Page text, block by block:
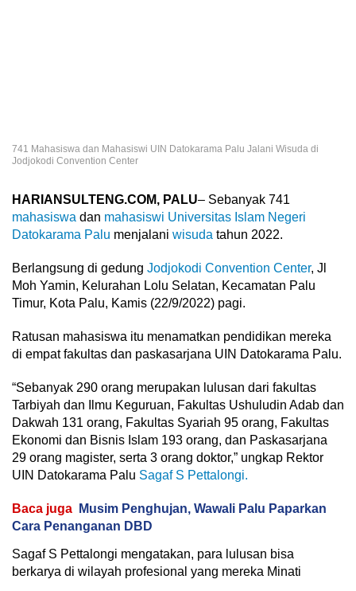
741 Mahasiswa dan Mahasiswi UIN Datokarama Palu Jalani Wisuda di
Jodjokodi Convention Center
HARIANSULTENG.COM, PALU– Sebanyak 741
mahasiswa dan mahasiswi Universitas Islam Negeri
Datokarama Palu menjalani wisuda tahun 2022.
Berlangsung di gedung Jodjokodi Convention Center, Jl
Moh Yamin, Kelurahan Lolu Selatan, Kecamatan Palu
Timur, Kota Palu, Kamis (22/9/2022) pagi.
Ratusan mahasiswa itu menamatkan pendidikan mereka
di empat fakultas dan paskasarjana UIN Datokarama Palu.
“Sebanyak 290 orang merupakan lulusan dari fakultas
Tarbiyah dan Ilmu Keguruan, Fakultas Ushuludin Adab dan
Dakwah 131 orang, Fakultas Syariah 95 orang, Fakultas
Ekonomi dan Bisnis Islam 193 orang, dan Paskasarjana
29 orang magister, serta 3 orang doktor,” ungkap Rektor
UIN Datokarama Palu Sagaf S Pettalongi.
Baca juga
Musim Penghujan, Wawali Palu Paparkan
Cara Penanganan DBD
Sagaf S Pettalongi mengatakan, para lulusan bisa
berkarya di wilayah profesional yang mereka Minati